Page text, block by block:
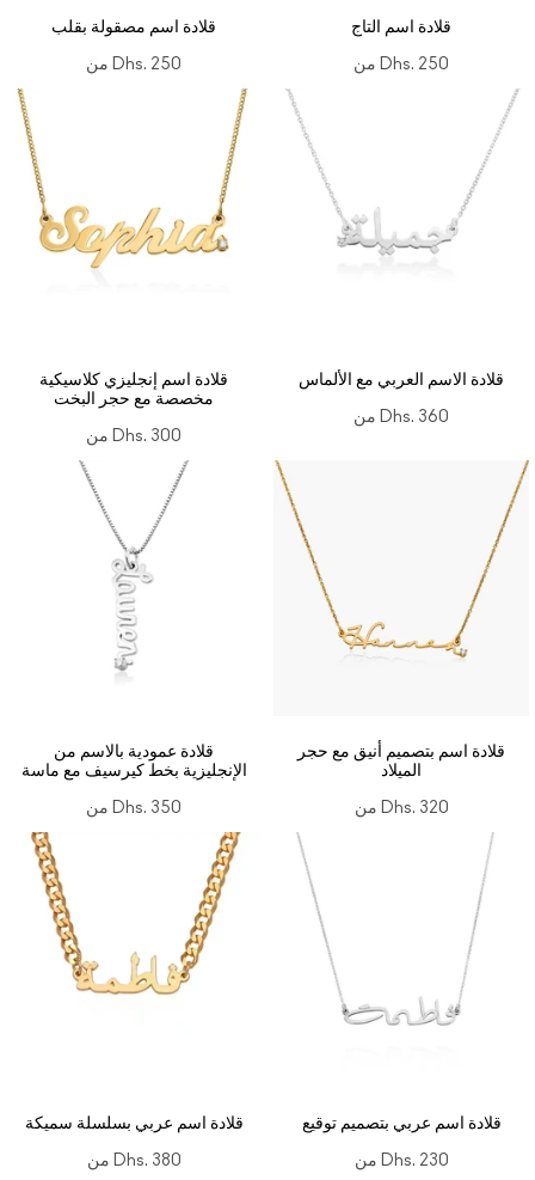
قلادة اسم مصقولة بقلب
من Dhs. 250
قلادة اسم التاج
من Dhs. 250
قلادة اسم إنجليزي كلاسيكية
مخصصة مع حجر البخت
من Dhs. 300
قلادة الاسم العربي مع الألماس
من Dhs. 360
قلادة عمودية بالاسم من
الإنجليزية بخط كيرسيف مع ماسة
من Dhs. 350
قلادة اسم بتصميم أنيق مع حجر
الميلاد
من Dhs. 320
قلادة اسم عربي بسلسلة سميكة
من Dhs. 380
قلادة اسم عربي بتصميم توقيع
من Dhs. 230